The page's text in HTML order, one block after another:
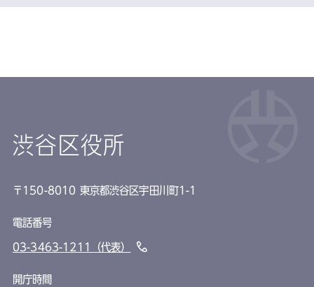
渋谷区役所
〒150-8010 東京都渋谷区宇田川町1-1
電話番号
03-3463-1211（代表）
開庁時間